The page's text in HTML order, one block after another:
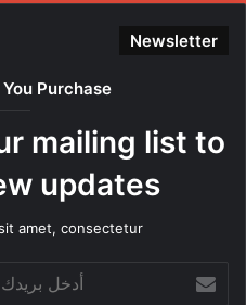
Newsletter
Purchase
mailing list to
updates!
amet, consectetur.
بريدك